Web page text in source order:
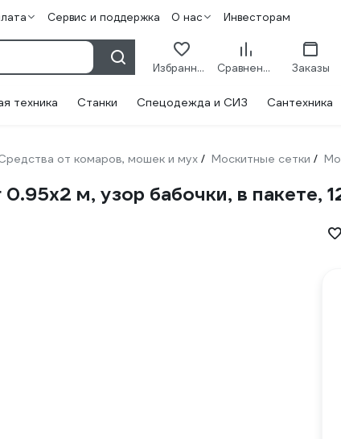
Сервис и поддержка О нас Инвесторам
Избранное Сравнение Заказы
техника Станки Спецодежда и СИЗ Сантехника
от комаров, мошек и мух / Москитные сетки /
м, узор бабочки, в пакете,